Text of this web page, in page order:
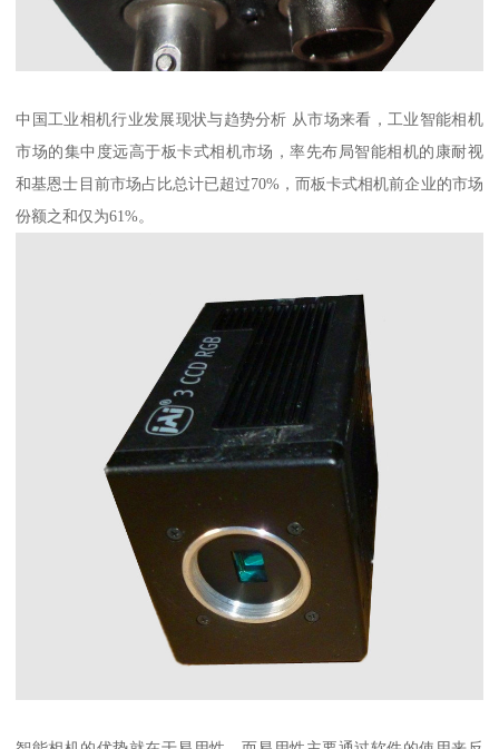
中国工业相机行业发展现状与趋势分析 从市场来看，工业智能相机
市场的集中度远高于板卡式相机市场，率先布局智能相机的康耐视
和基恩士目前市场占比总计已超过70%，而板卡式相机前企业的市场
份额之和仅为61%。